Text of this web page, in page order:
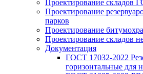
Проектирование складов
Проектирование
парков
Проектирование
Проектирование складов
Документация
ГОСТ 17032-2022
горизонтальные для